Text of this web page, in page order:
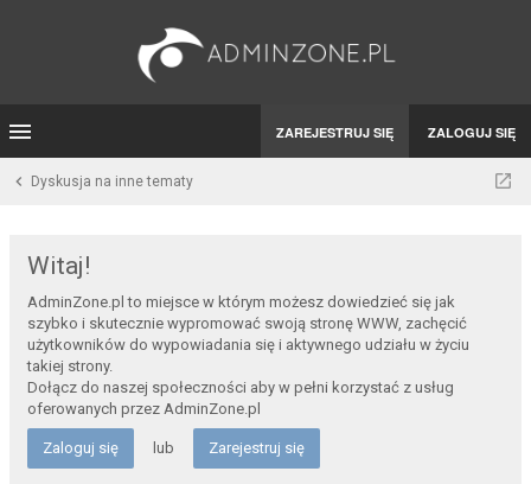
ZAREJESTRUJ SIĘ ZALOGUJ SIĘ
Dyskusja na inne tematy
Witaj!
AdminZone.pl to miejsce w którym możesz dowiedzieć się jak
szybko i skutecznie wypromować swoją stronę WWW, zachęcić
użytkowników do wypowiadania się i aktywnego udziału w życiu
takiej strony.
Dołącz do naszej społeczności aby w pełni korzystać z usług
oferowanych przez AdminZone.pl
Zaloguj się lub Zarejestruj się